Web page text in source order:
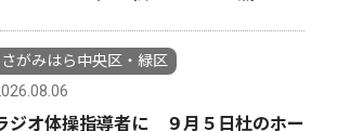
さがみはら中央区・緑区
ジオ体操指導者に ９月５日杜のホー